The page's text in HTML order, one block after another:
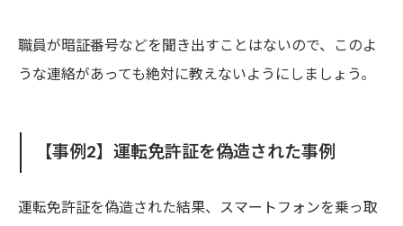
職員が暗証番号などを聞き出すことはないので、このよ
うな連絡があっても絶対に教えないようにしましょう。
【事例2】運転免許証を偽造された事例
運転免許証を偽造された結果、スマートフォンを乗っ取